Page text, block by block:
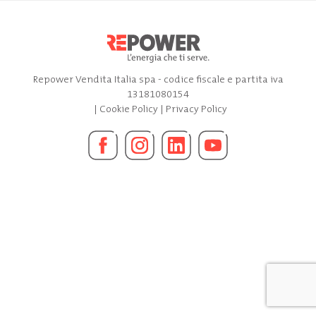
Repower Vendita Italia spa - codice fiscale e partita iva
13181080154
| Cookie Policy| Privacy Policy